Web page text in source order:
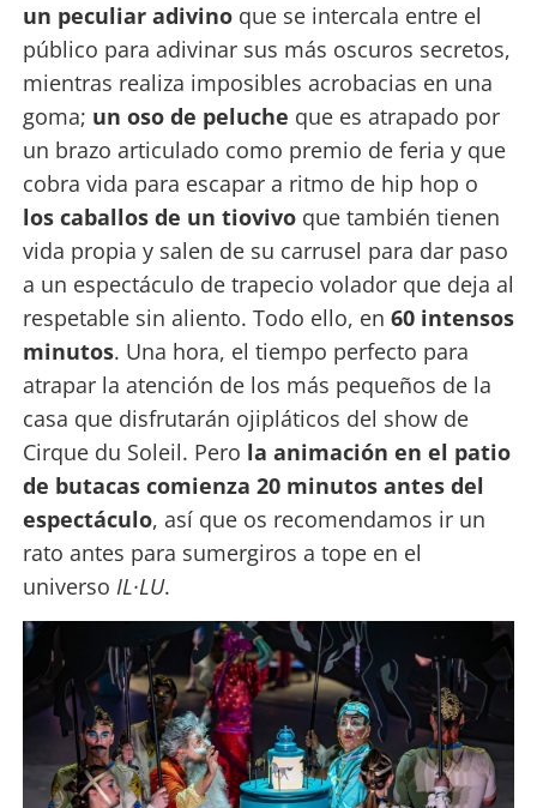
un peculiar adivino que se intercala entre el
público para adivinar sus más oscuros secretos,
mientras realiza imposibles acrobacias en una
goma; un oso de peluche que es atrapado por
un brazo articulado como premio de feria y que
cobra vida para escapar a ritmo de hip hop o
los caballos de un tiovivo que también tienen
vida propia y salen de su carrusel para dar paso
a un espectáculo de trapecio volador que deja al
respetable sin aliento. Todo ello, en 60 intensos
minutos. Una hora, el tiempo perfecto para
atrapar la atención de los más pequeños de la
casa que disfrutarán ojipláticos del show de
Cirque du Soleil. Pero la animación en el patio
de butacas comienza 20 minutos antes del
espectáculo, así que os recomendamos ir un
rato antes para sumergiros a tope en el
universo IL·LU.